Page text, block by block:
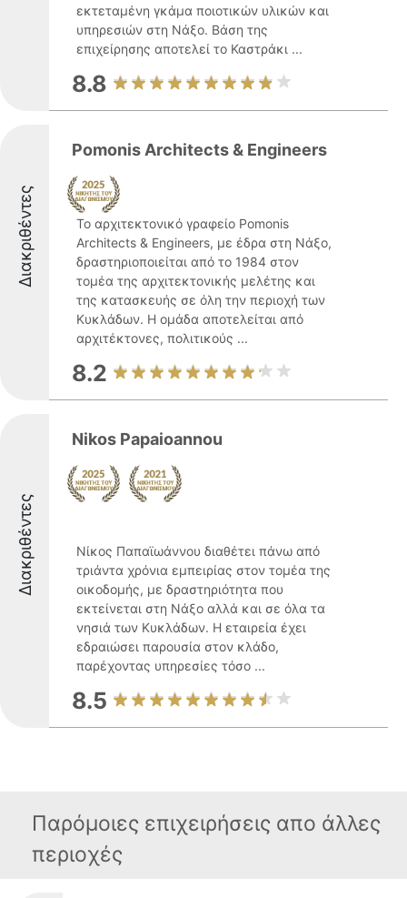
εκτεταμένη γκάμα ποιοτικών υλικών και
υπηρεσιών στη Νάξο. Βάση της
επιχείρησης αποτελεί το Καστράκι ...
8.8
Διακριθέντες
Pomonis Architects & Engineers
Το αρχιτεκτονικό γραφείο Pomonis
Architects & Engineers, με έδρα στη Νάξο,
δραστηριοποιείται από το 1984 στον
τομέα της αρχιτεκτονικής μελέτης και
της κατασκευής σε όλη την περιοχή των
Κυκλάδων. Η ομάδα αποτελείται από
αρχιτέκτονες, πολιτικούς ...
8.2
Διακριθέντες
Nikos Papaioannou
Νίκος Παπαϊωάννου διαθέτει πάνω από
τριάντα χρόνια εμπειρίας στον τομέα της
οικοδομής, με δραστηριότητα που
εκτείνεται στη Νάξο αλλά και σε όλα τα
νησιά των Κυκλάδων. Η εταιρεία έχει
εδραιώσει παρουσία στον κλάδο,
παρέχοντας υπηρεσίες τόσο ...
8.5
Παρόμοιες επιχειρήσεις απο άλλες
περιοχές